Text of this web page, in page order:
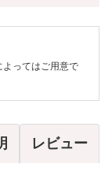
ってはご用意で
レビュー